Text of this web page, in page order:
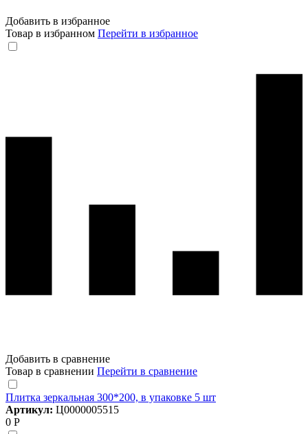
Добавить в избранное
Товар в избранном Перейти в избранное
Добавить в сравнение
Товар в сравнении Перейти в сравнение
Плитка зеркальная 300*200, в упаковке 5 шт
Артикул: Ц0000005515
0 Р